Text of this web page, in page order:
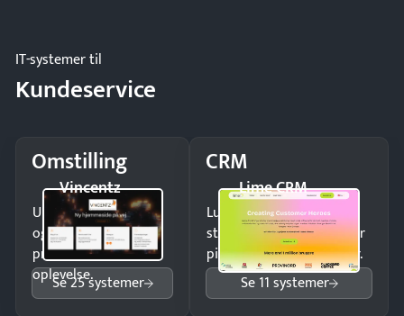
IT-systemer til
Kundeservice
Omstilling
Vincentz
Undgå tabte opkald
og giv kunderne en
professionel
oplevelse.
Se 25 systemer
CRM
Lime CRM
Luk flere salg med et
struktureret overblik over
pipeline og opfølgninger.
Se 11 systemer